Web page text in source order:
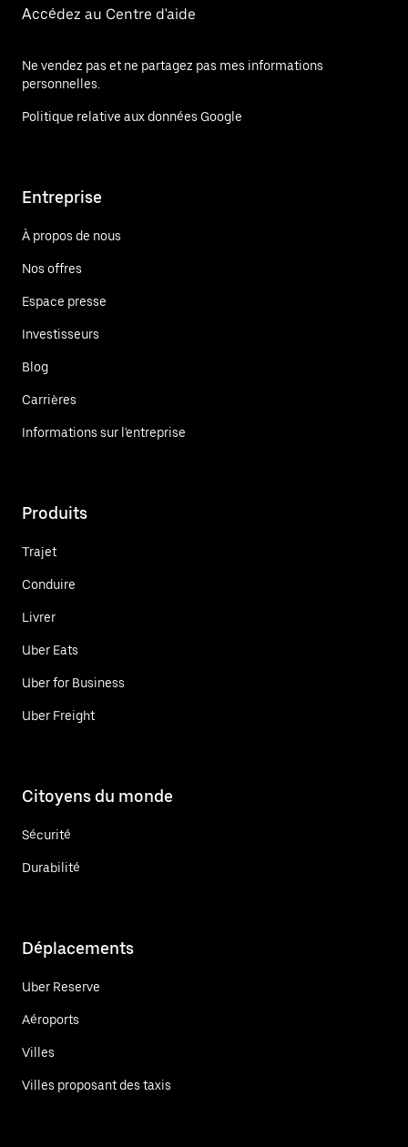
Accédez au Centre d'aide
Ne vendez pas et ne partagez pas mes informations
personnelles.
Politique relative aux données Google
Entreprise
À propos de nous
Nos offres
Espace presse
Investisseurs
Blog
Carrières
Informations sur l'entreprise
Produits
Trajet
Conduire
Livrer
Uber Eats
Uber for Business
Uber Freight
Citoyens du monde
Sécurité
Durabilité
Déplacements
Uber Reserve
Aéroports
Villes
Villes proposant des taxis